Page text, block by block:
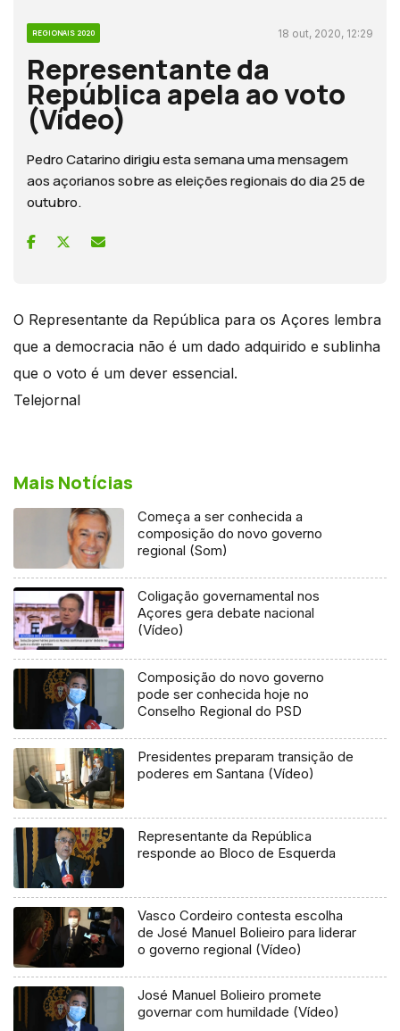
REGIONAIS 2020 18 out, 2020, 12:29
Representante da
República apela ao voto
(Vídeo)
Pedro Catarino dirigiu esta semana uma mensagem
aos açorianos sobre as eleições regionais do dia 25 de
outubro.
O Representante da República para os Açores lembra
que a democracia não é um dado adquirido e sublinha
que o voto é um dever essencial.
Telejornal
Mais Notícias
Começa a ser conhecida a
composição do novo governo
regional (Som)
Coligação governamental nos
Açores gera debate nacional
(Vídeo)
Composição do novo governo
pode ser conhecida hoje no
Conselho Regional do PSD
Presidentes preparam transição de
poderes em Santana (Vídeo)
Representante da República
responde ao Bloco de Esquerda
Vasco Cordeiro contesta escolha
de José Manuel Bolieiro para liderar
o governo regional (Vídeo)
José Manuel Bolieiro promete
governar com humildade (Vídeo)